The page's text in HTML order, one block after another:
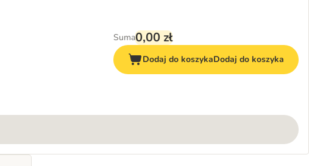
Suma0,00 zł
Dodaj do koszykaDodaj do koszyka